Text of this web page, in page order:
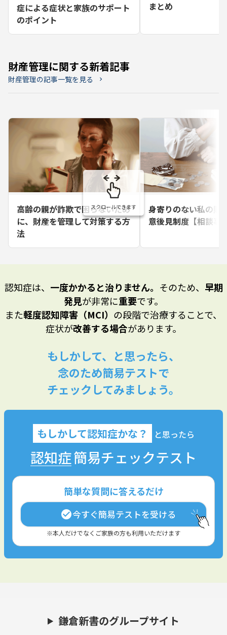
症による症状と家族のサポート
のポイント
まとめ
財産管理に関する新着記事
財産管理の記事一覧を見る chevron_right
高齢の親が詐欺で困らないため
に、財産を管理して対策する方
法
身寄りのない私の財
意後見制度【相談事
認知症は、 一度かかると治りません。 そのため、 早期
発見が非常に重要です。
また軽度認知障害（MCI） の段階で治療することで、
症状が改善する場合があります。
もしかして、と思ったら、
念のため簡易テストで
チェックしてみましょう。
もしかして認知症かな？ と思ったら
認知症簡易チェックテスト
簡単な質問に答えるだけ
check_circle今すぐ簡易テストを受ける
※本人だけでなくご家族の方も利用いただけます
鎌倉新書のグループサイト